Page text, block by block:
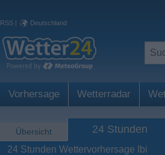
RSS | Deutschland
Vorhersage Wetterradar
Übersicht 24 Stunden
24 Stunden Wettervorhersage Ibi